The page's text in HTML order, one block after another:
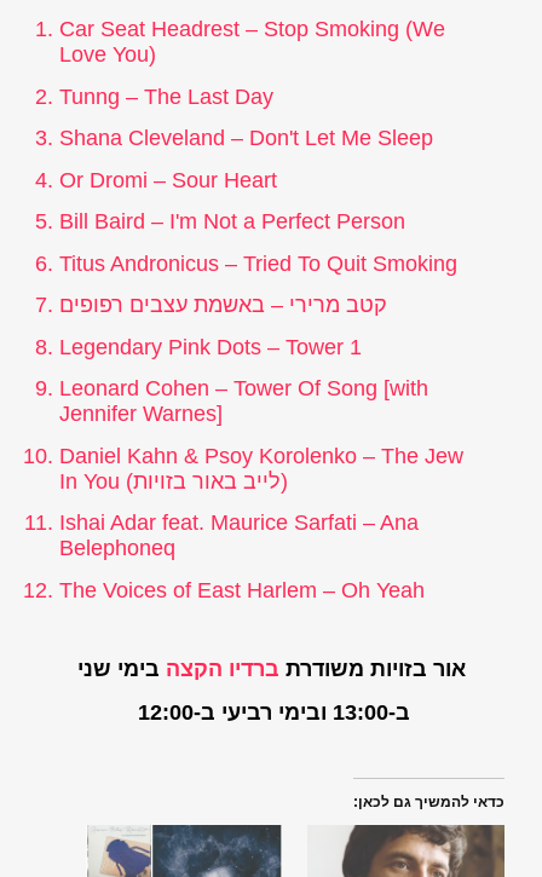
Car Seat Headrest – Stop Smoking (We
Love You)
Tunng – The Last Day
Shana Cleveland – Don't Let Me Sleep
Or Dromi – Sour Heart
Bill Baird – I'm Not a Perfect Person
Titus Andronicus – Tried To Quit Smoking
קטב מרירי – באשמת עצבים רפופים
Legendary Pink Dots – Tower 1
Leonard Cohen – Tower Of Song [with
Jennifer Warnes]
Daniel Kahn & Psoy Korolenko – The Jew
In You (לייב באור בזויות)
Ishai Adar feat. Maurice Sarfati – Ana
Belephoneq
The Voices of East Harlem – Oh Yeah
אור בזויות משודרת ברדיו הקצה בימי שני
ב-13:00 ובימי רביעי ב-12:00
כדאי להמשיך גם לכאן: